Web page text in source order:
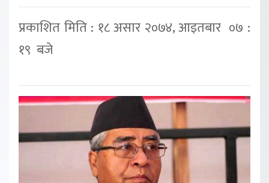
प्रकाशित मिति : १८ असार २०७४, आइतबार ०७ :
१९ बजे